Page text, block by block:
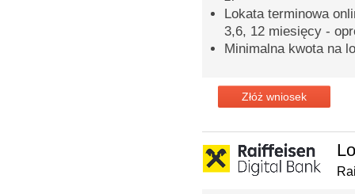
Lokata terminowa
3,6, 12 miesięcy -
Minimalna kwota na
Złóż wniosek